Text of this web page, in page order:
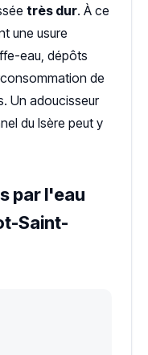
très dur. À ce
une usure
eau, dépôts
de
Un adoucisseur
du Isère peut y
par l'eau
Saint-